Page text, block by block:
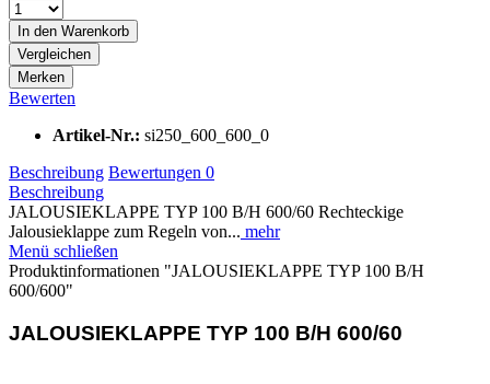
In den Warenkorb
Vergleichen
Merken
Bewerten
Artikel-Nr.: si250_600_600_0
Beschreibung Bewertungen 0
Beschreibung
JALOUSIEKLAPPE TYP 100 B/H 600/60 Rechteckige
Jalousieklappe zum Regeln von... mehr
Menü schließen
Produktinformationen "JALOUSIEKLAPPE TYP 100 B/H
600/600"
JALOUSIEKLAPPE TYP 100 B/H 600/60